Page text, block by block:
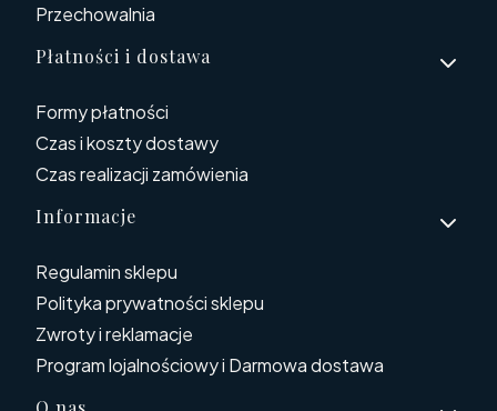
Przechowalnia
Płatności i dostawa
Formy płatności
Czas i koszty dostawy
Czas realizacji zamówienia
Informacje
Regulamin sklepu
Polityka prywatności sklepu
Zwroty i reklamacje
Program lojalnościowy i Darmowa dostawa